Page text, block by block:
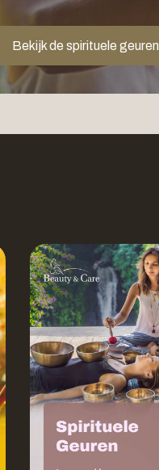
Bekijk de spirituele geuren